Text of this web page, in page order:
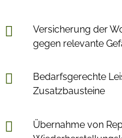
Versicherung der
gegen relevante
Bedarfsgerechte
Zusatzbausteine
Übernahme von